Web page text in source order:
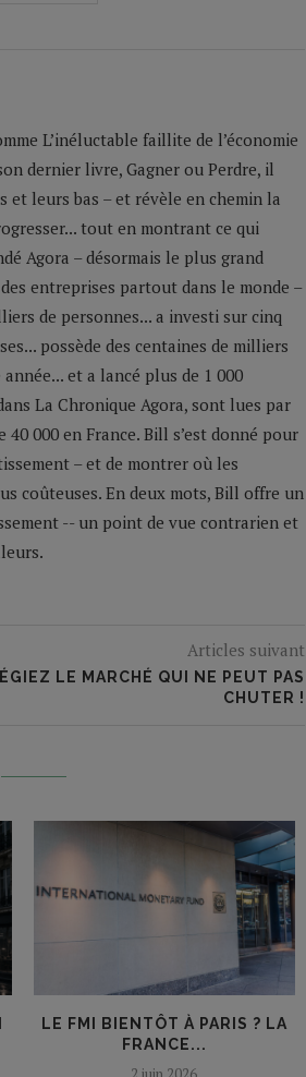
L’inéluctable faillite de l’économie
dernier livre, Gagner ou Perdre, il
et leurs bas – et révèle en chemin la
tout en montrant ce qui
Agora – désormais le plus grand
entreprises partout dans le monde –
de personnes... a investi sur cinq
possède des centaines de milliers
et a lancé plus de 1 000
La Chronique Agora, sont lues par
000 en France. Bill s’est donné pour
– et de montrer où les
coûteuses. En deux mots, Bill offre un
-- un point de vue contrarien et
Articles suivant
LE MARCHÉ QUI NE PEUT PAS
CHUTER !
LE FMI BIENTÔT À PARIS ? LA
FRANCE...